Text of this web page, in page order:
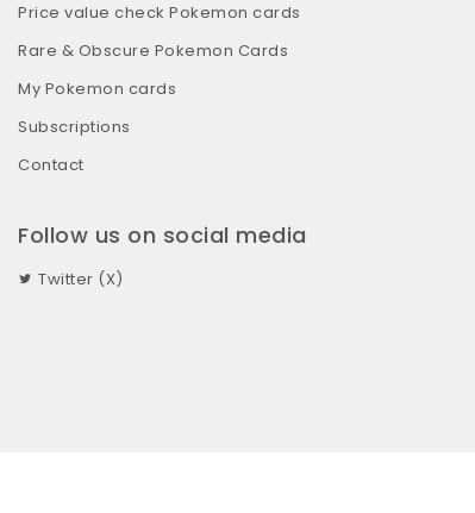
Price value check Pokemon cards
Rare & Obscure Pokemon Cards
My Pokemon cards
Subscriptions
Contact
Follow us on social media
Twitter (X)